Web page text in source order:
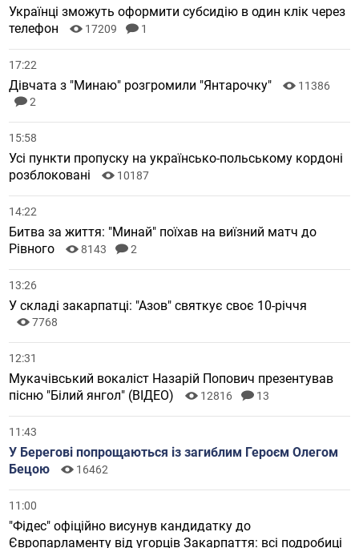
Українці зможуть оформити субсидію в один клік через
телефон
17209 1
17:22
Дівчата з "Минаю" розгромили "Янтарочку"
11386
2
15:58
Усі пункти пропуску на українсько-польському кордоні
розблоковані
10187
14:22
Битва за життя: "Минай" поїхав на виїзний матч до
Рівного
8143 2
13:26
У складі закарпатці: "Азов" святкує своє 10-річчя
7768
12:31
Мукачівський вокаліст Назарій Попович презентував
пісню "Білий янгол" (ВІДЕО)
12816 13
11:43
У Берегові попрощаються із загиблим Героєм Олегом
Бецою
16462
11:00
"Фідес" офіційно висунув кандидатку до
Європарламенту від угорців Закарпаття: всі подробиці